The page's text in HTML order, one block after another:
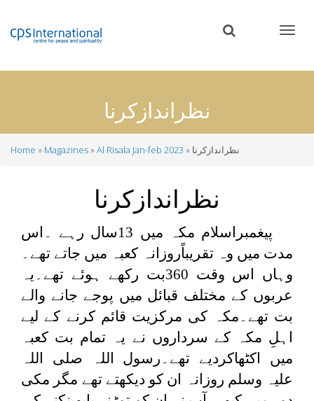
content
نظراندازکرنا
Home Magazines Al Risala Jan-feb 2023 نظراندازکرنا
نظراندازکرنا
پیغمبراسلام مکہ میں 13سال رہے ۔اس
مدت میں وہ تقریباًروزانہ کعبہ میں جاتے تھے۔
وہاں اس وقت 360بت رکھے ہوئے تھے۔یہ
عربوں کے مختلف قبائل میں پوجے جانے والے
بت تھے۔مکہ کی مرکزیت قائم کرنے کے لیے
اہلِ مکہ کے سرداروں نے یہ تمام بت کعبہ
میں اکٹھاکردیے تھے۔رسول اللہ صلی اللہ
علیہ وسلم روزانہ ان کو دیکھتے تھے مگر مکی